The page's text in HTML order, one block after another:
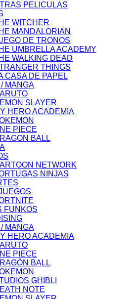
PELICULAS
WITCHER
MANDALORIAN
DE TRONOS
UMBRELLA ACADEMY
WALKING DEAD
THINGS
CASA DE PAPEL
MANGA
SLAYER
HERO ACADEMIA
PIECE
BALL
NETWORK
NINJAS
FUNKOS
MANGA
HERO ACADEMIA
PIECE
BALL
GHIBLI
NOTE